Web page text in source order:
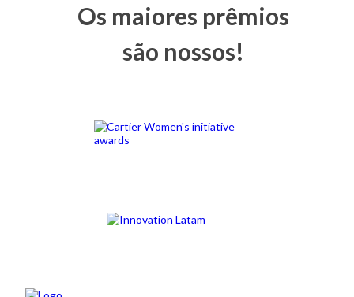
Os maiores prêmios
são nossos!